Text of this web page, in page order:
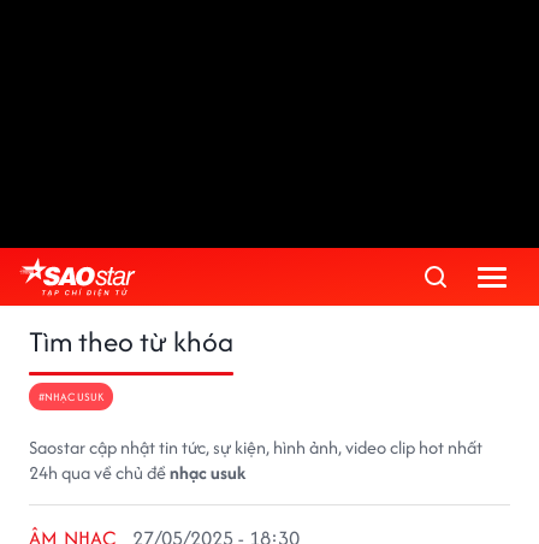
Tìm theo từ khóa
#NHẠC USUK
Saostar cập nhật tin tức, sự kiện, hình ảnh, video clip hot nhất
24h qua về chủ đềnhạc usuk
ÂM NHẠC 27/05/2025 - 18:30